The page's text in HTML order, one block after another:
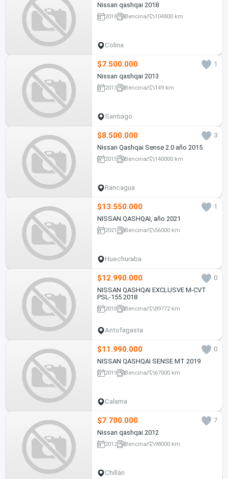
Nissan qashqai 2018
2018 Bencina 104800 km
Colina
$7.500.000
1
Nissan qashqai 2013
2013 Bencina 149 km
Santiago
$8.500.000
3
Nissan Qashqai Sense 2.0 año 2015
2015 Bencina 140000 km
Rancagua
$13.550.000
1
NISSAN QASHQAI, año 2021
2021 Bencina 56000 km
Huechuraba
$12.990.000
0
NISSAN QASHQAI EXCLUSVE M-CVT
PSL-155 2018
2018 Bencina 89772 km
Antofagasta
$11.990.000
0
NISSAN QASHQAI SENSE MT 2019
2019 Bencina 67000 km
Calama
$7.700.000
7
Nissan qashqai 2012
2012 Bencina 98000 km
Chillán